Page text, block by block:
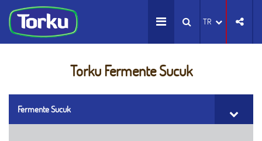
TR
Torku Fermente Sucuk
Fermente Sucuk